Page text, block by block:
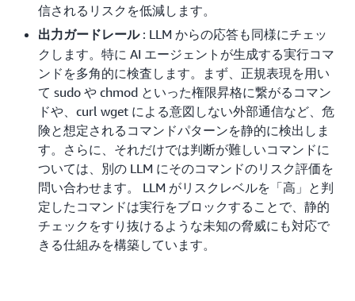
信されるリスクを低減します。
出力ガードレール: LLM からの応答も同様にチェッ
クします。特に AI エージェントが生成する実行コマ
ンドを多角的に検査します。まず、正規表現を用い
て sudo や chmod といった権限昇格に繋がるコマン
ドや、curl wget による意図しない外部通信など、危
険と想定されるコマンドパターンを静的に検出しま
す。さらに、それだけでは判断が難しいコマンドに
ついては、別の LLM にそのコマンドのリスク評価を
問い合わせます。 LLM がリスクレベルを「高」と判
定したコマンドは実行をブロックすることで、静的
チェックをすり抜けるような未知の脅威にも対応で
きる仕組みを構築しています。